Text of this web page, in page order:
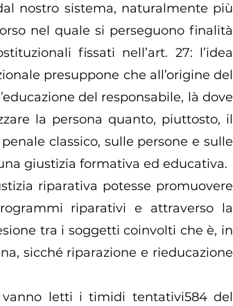
nostro sistema, naturalmente più
nel quale si perseguono finalità
fissati nell’art. 27: l’idea
presuppone che all’origine del
del responsabile, là dove
la persona quanto, piuttosto, il
classico, sulle persone e sulle
giustizia formativa ed educativa.
riparativa potesse promuovere
riparativi e attraverso la
tra i soggetti coinvolti che è, in
sicché riparazione e rieducazione
vanno letti i timidi tentativi584 del